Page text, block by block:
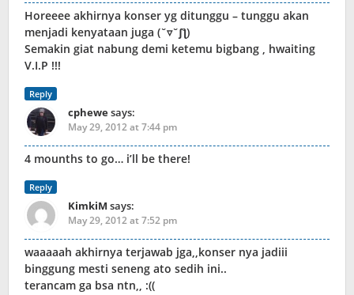
Horeeee akhirnya konser yg ditunggu – tunggu akan
menjadi kenyataan juga (˘▿˘ʃƪ)
Semakin giat nabung demi ketemu bigbang , hwaiting
V.I.P !!!
Reply
cphewesays:
May 29, 2012 at 7:44 pm
4 mounths to go… i’ll be there!
Reply
KimkiMsays:
May 29, 2012 at 7:52 pm
waaaaah akhirnya terjawab jga,,konser nya jadiii
binggung mesti seneng ato sedih ini..
terancam ga bsa ntn,, :((